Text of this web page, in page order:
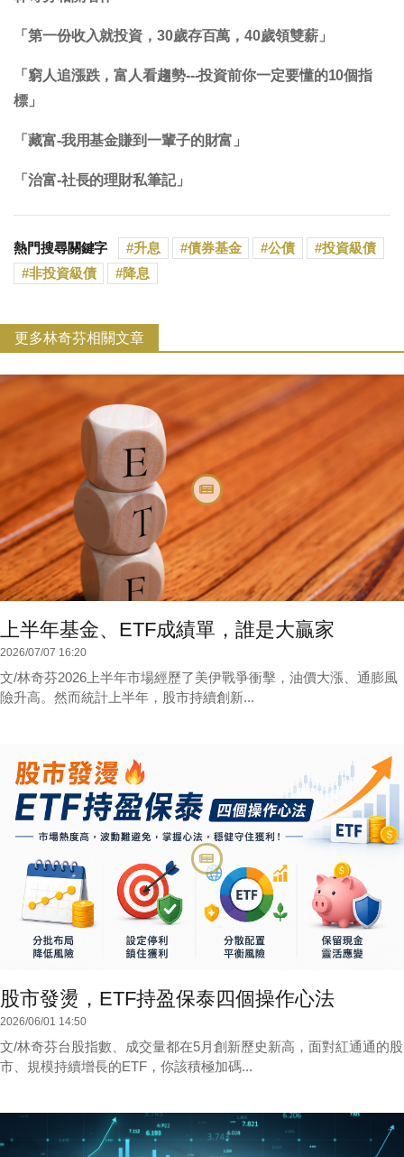
「第一份收入就投資，30歲存百萬，40歲領雙薪」
「窮人追漲跌，富人看趨勢---投資前你一定要懂的10個指
標」
「藏富-我用基金賺到一輩子的財富」
「治富-社長的理財私筆記」
熱門搜尋關鍵字 升息 債券基金 公債
投資級債
非投資級債
降息
更多林奇芬相關文章
上半年基金、ETF成績單，誰是大贏家
2026/07/07 16:20
文/林奇芬2026上半年市場經歷了美伊戰爭衝擊，油價大漲、通膨風
險升高。然而統計上半年，股市持續創新...
股市發燙，ETF持盈保泰四個操作心法
2026/06/01 14:50
文/林奇芬台股指數、成交量都在5月創新歷史新高，面對紅通通的股
市、規模持續增長的ETF，你該積極加碼...